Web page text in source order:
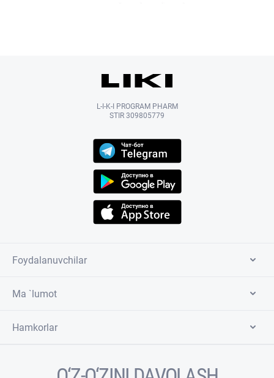
L-I-K-I PROGRAM PHARM
STIR 309805779
Foydalanuvchilar
Ma `lumot
Hamkorlar